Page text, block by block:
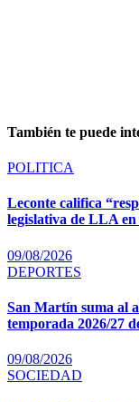
También te puede
POLITICA
Leconte califica
legislativa de LLA
09/08/2026
DEPORTES
San Martín suma al
temporada 2026/27
09/08/2026
SOCIEDAD